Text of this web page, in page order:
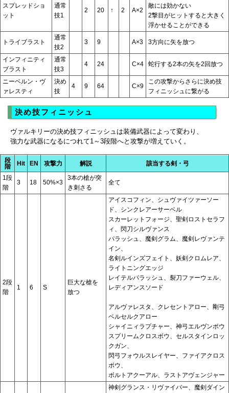
スプレッドショ
ット
通常
技1
2 20 ↑ 2 A×2
敵には効かない
2撃目がヒットすると大きく
浮かせることができる
トライブラスト
通常
技2
3 9 A×3 3方向に矢を放つ
インフィニティ
ブラスト
通常
技3
4 24 C×4 蛇行する2本の矢を2回放つ
ニーベルン・ヴ
ァレスティ
決め
技
4 9 64 C×9
この攻撃からさらに決め技
フィニッシュに繋がる
決め技フィニッシュ
ヴァルキリーの決め技フィニッシュは装備武器によって変わり、
強力な武器になるにつれて1～3段階へと攻撃が増えていく。
段
階
Hit EN 攻撃力 解説
該当する剣・弓
1段
階
3 18 50%×3
3本の槍が突
き刺さる
全て
2段
階
1 6 S
巨大な槍を
放つ
アイスコフィン、シュヴァイツァーソー
ド、シンクレアーサーベル
スカーレットフォージ、聖剣ロストセラフ
ィ、閃刀シルヴァンス
パラッシュ、魔剣グラム、魔剣レヴァンテ
イン、
名剣ルインズフェイト、妖剣クロムレア、
ライトニングエッジ
レイテルパラッシュ、裂刀ファーウェル、
レディアンスソード
アルヴァレスタ、クレセントアロー、剛弓
ベルセルクアロー
シャイニィラプチャー、神弓エルヴンボウ
スプリームクロスボウ、セルスタインロッ
クガン、
閃弓フォウルスレイヤー、ファイアクロス
ボウ、
ボルトアクーアル、ラストアヴェンジャー
神剣グランス・リヴァイバー、魔剣ダイン